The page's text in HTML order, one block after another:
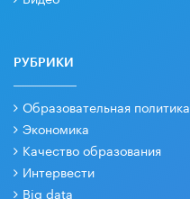
РУБРИКИ
Образовательная политика
Экономика
Качество образования
Интервести
Big data